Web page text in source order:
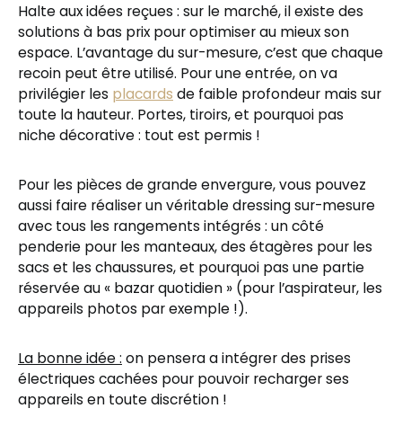
Halte aux idées reçues : sur le marché, il existe des
solutions à bas prix pour optimiser au mieux son
espace. L’avantage du sur-mesure, c’est que chaque
recoin peut être utilisé. Pour une entrée, on va
privilégier les placards de faible profondeur mais sur
toute la hauteur. Portes, tiroirs, et pourquoi pas
niche décorative : tout est permis !
Pour les pièces de grande envergure, vous pouvez
aussi faire réaliser un véritable dressing sur-mesure
avec tous les rangements intégrés : un côté
penderie pour les manteaux, des étagères pour les
sacs et les chaussures, et pourquoi pas une partie
réservée au « bazar quotidien » (pour l’aspirateur, les
appareils photos par exemple !).
La bonne idée : on pensera a intégrer des prises
électriques cachées pour pouvoir recharger ses
appareils en toute discrétion !